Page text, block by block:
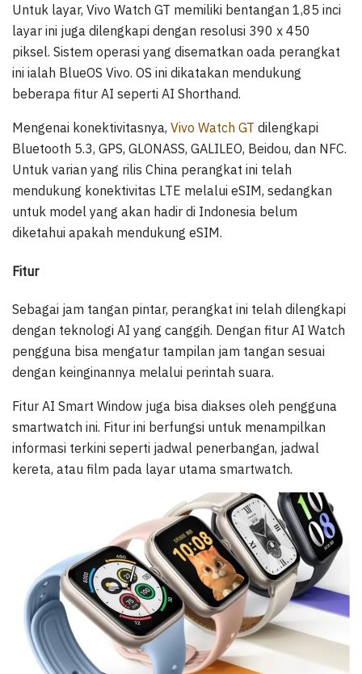
Untuk layar, Vivo Watch GT memiliki bentangan 1,85 inci
layar ini juga dilengkapi dengan resolusi 390 x 450
piksel. Sistem operasi yang disematkan oada perangkat
ini ialah BlueOS Vivo. OS ini dikatakan mendukung
beberapa fitur AI seperti AI Shorthand.
Mengenai konektivitasnya, Vivo Watch GT dilengkapi
Bluetooth 5.3, GPS, GLONASS, GALILEO, Beidou, dan NFC.
Untuk varian yang rilis China perangkat ini telah
mendukung konektivitas LTE melalui eSIM, sedangkan
untuk model yang akan hadir di Indonesia belum
diketahui apakah mendukung eSIM.
Fitur
Sebagai jam tangan pintar, perangkat ini telah dilengkapi
dengan teknologi AI yang canggih. Dengan fitur AI Watch
pengguna bisa mengatur tampilan jam tangan sesuai
dengan keinginannya melalui perintah suara.
Fitur AI Smart Window juga bisa diakses oleh pengguna
smartwatch ini. Fitur ini berfungsi untuk menampilkan
informasi terkini seperti jadwal penerbangan, jadwal
kereta, atau film pada layar utama smartwatch.